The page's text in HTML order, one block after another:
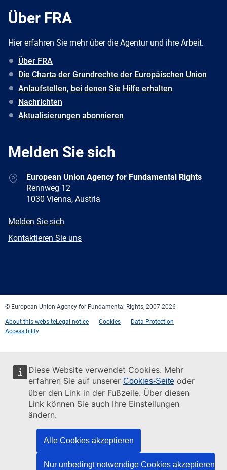
Diese Website verwendet Cookies. Mehr
erfahren Sie auf unserer Cookies-Seite oder
über den Link in der Fußzeile. Über diesen
Link können Sie auch Ihre Einstellungen
ändern.
Alle Cookies akzeptieren
Nur unbedingt notwendige Cookies akzeptieren
Über FRA
Hier erfahren Sie mehr über die Agentur und ihre Arbeit.
Über FRA
Die Charta der Grundrechte der Europäischen Union
Anlaufstellen, bei denen Sie Hilfe erhalten
Nachrichten
Aktualisierungen abonnieren
Melden Sie sich
AddressEuropean Union Agency for Fundamental Rights
Rennweg 12
1030 Vienna, Austria
E-
Melden Sie sich
Newsletter
Kontaktieren Sie uns
© European Union Agency for Fundamental Rights, 2007-2026
About this websiteLegal notice Cookies
Data Protection
Accessibility